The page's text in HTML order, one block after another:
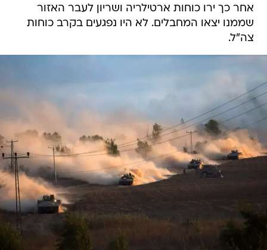
אחר כך ירו כוחות ארטילריה ושריון לעבר האזור
שממנו יצאו המחבלים. לא היו נפגעים בקרב כוחות
צה"ל.